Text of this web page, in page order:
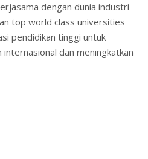
dengan dunia industri
top world class universities
pendidikan tinggi untuk
dan meningkatkan